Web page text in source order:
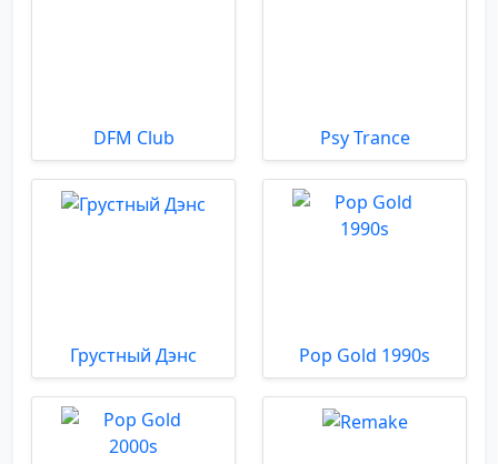
DFM Club Psy Trance
Грустный Дэнс Pop Gold 1990s